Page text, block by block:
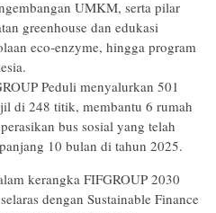
UMKM, serta pilar
greenhouse dan edukasi
eco-enzyme, hingga program
Peduli menyalurkan 501
di 248 titik, membantu 6 rumah
bus sosial yang telah
10 bulan di tahun 2025.
kerangka FIFGROUP 2030
dengan Sustainable Finance